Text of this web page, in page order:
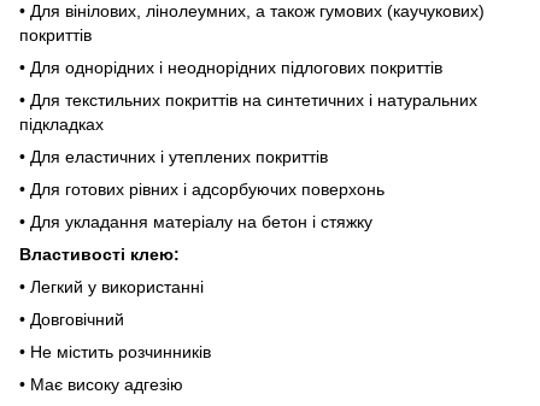
• Для вінілових, лінолеумних, а також гумових (каучукових)
покриттів
• Для однорідних і неоднорідних підлогових покриттів
• Для текстильних покриттів на синтетичних і натуральних
підкладках
• Для еластичних і утеплених покриттів
• Для готових рівних і адсорбуючих поверхонь
• Для укладання матеріалу на бетон і стяжку
Властивості клею:
• Легкий у використанні
• Довговічний
• Не містить розчинників
• Має високу адгезію